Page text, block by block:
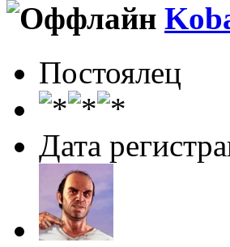
Постоялец
Дата